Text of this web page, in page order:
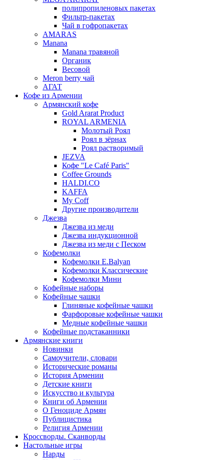
полипропиленовых пакетах
Фильтр-пакетах
Чай в гофропакетах
AMARAS
Manana
Manana травяной
Органик
Весовой
Meron berry чай
АГАТ
Кофе из Армении
Армянский кофе
Gold Ararat Product
ROYAL ARMENIA
Молотый Роял
Роял в зёрнах
Роял растворимый
JEZVA
Кофе "Le Café Paris"
Coffee Grounds
HALDI.CO
KAFFA
My Coff
Другие производители
Джезва
Джезва из меди
Джезва индукционной
Джезва из меди с Песком
Кофемолки
Кофемолки E.Balyan
Кофемолки Классические
Кофемолки Мини
Кофейные наборы
Кофейные чашки
Глиняные кофейные чашки
Фарфоровые кофейные чашки
Медные кофейные чашки
Кофейные подстаканники
Армянские книги
Новинки
Самоучители, словари
Исторические романы
История Армении
Детские книги
Иcкусство и культура
Книги об Армении
О Геноциде Армян
Публицистика
Религия Армении
Кроссворды. Сканворды
Настольные игры
Нарды